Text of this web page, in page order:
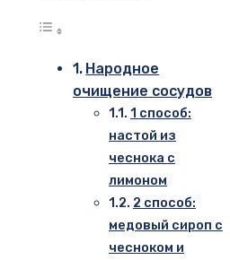
Народное
очищение сосудов
1 способ:
настой из
чеснока с
лимоном
2 способ:
медовый сироп с
чесноком и